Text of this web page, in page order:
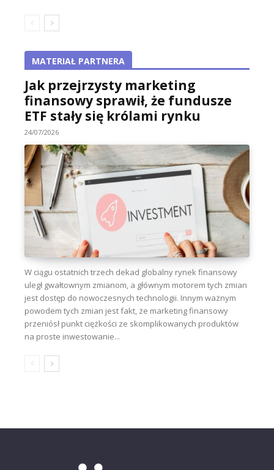
MATERIAŁ PARTNERA
Jak przejrzysty marketing
finansowy sprawił, że fundusze
ETF stały się królami rynku
24/07/2026
W ciągu ostatnich trzech dekad globalny rynek finansowy
uległ gwałtownym zmianom, a głównym motorem tych zmian
jest dostęp do nowoczesnych technologii. Innym ważnym
powodem tych zmian jest fakt, że marketing finansowy
przeniósł punkt ciężkości ze skomplikowanych produktów
na proste inwestowanie...